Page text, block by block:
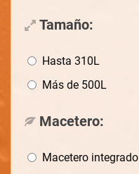
Tamaño:
Hasta 310L
Más de 500L
Macetero:
Macetero integrado